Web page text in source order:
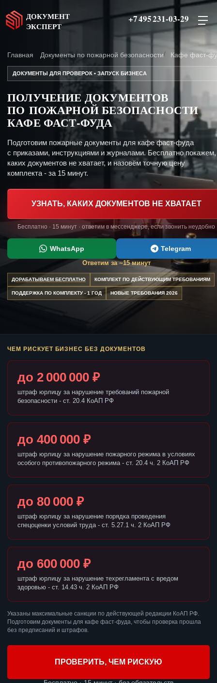
ДОКУМЕНТ
ЭКСПЕРТ
+7 495 231-03-29
Главная Документы по пожарной безопасности Кафе фаст-
ДОКУМЕНТЫ ДЛЯ ПРОВЕРОК • ЗАПУСК БИЗНЕСА
ПОЛУЧЕНИЕ ДОКУМЕНТОВ
ПО ПОЖАРНОЙ БЕЗОПАСНОСТИ
КАФЕ ФАСТ-ФУДА
Подготовим пожарные документы для кафе фаст-фуда
с приказами, инструкциями и журналами. Бесплатно покажем,
каких документов не хватает, и назовём точную цену
комплекта - за 15 минут.
УЗНАТЬ, КАКИХ ДОКУМЕНТОВ НЕ ХВАТАЕТ
Бесплатно · 15 минут · ответим в мессенджере, если звонить неудобно
WhatsApp Telegram
Ответим за ~15 минут
ДОРАБАТЫВАЕМ БЕСПЛАТНО КОМПЛЕКТ ПО ДЕЙСТВУЮЩИМ ТРЕБОВАНИЯМ
ПОДДЕРЖКА ПО КОМПЛЕКТУ - 1 ГОД НОВЫЕ ТРЕБОВАНИЯ 2026
ЧЕМ РИСКУЕТ БИЗНЕС БЕЗ ДОКУМЕНТОВ
до 2 000 000 ₽
штраф юрлицу за нарушение требований пожарной
безопасности - ст. 20.4 КоАП РФ
до 400 000 ₽
штраф юрлицу за нарушение пожарного режима в условиях
особого противопожарного режима - ст. 20.4 ч. 2 КоАП РФ
до 80 000 ₽
штраф юрлицу за нарушение порядка проведения
спецоценки условий труда - ст. 5.27.1 ч. 2 КоАП РФ
до 600 000 ₽
штраф юрлицу за нарушение техрегламента с вредом
здоровью - ст. 14.43 ч. 2 КоАП РФ
Указаны максимальные санкции по действующей редакции КоАП РФ.
Подготовим документы для кафе фаст-фуда, чтобы проверка прошла
без предписаний и штрафов.
ПРОВЕРИТЬ, ЧЕМ РИСКУЮ